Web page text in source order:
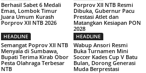
Berhasil Sabet 6 Medali
Emas, Lombok Timur
Juara Umum Kurash
Porprov XII NTB 2026
Porprov XII NTB Resmi
Dibuka, Gubernur Pacu
Prestasi Atlet dan
Matangkan Kesiapan PON
2028
HEADLINE
Semangat Poprov XII NTB
Menyala di Sumbawa,
Bupati Terima Kirab Obor
Pesta Olahraga Terbesar
NTB
HEADLINE
Wabup Ansori Resmi
Buka Turnamen Mini
Soccer Kades Cup V Batu
Bulan, Dorong Generasi
Muda Berprestasi